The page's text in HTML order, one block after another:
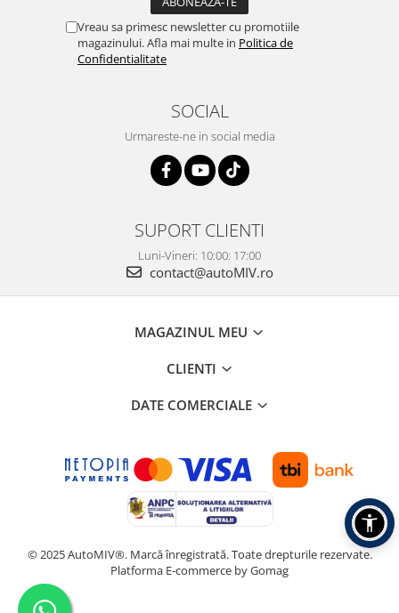
Vreau sa primesc newsletter cu promotiile
magazinului. Afla mai multe in Politica de
Confidentialitate
SOCIAL
Urmareste-ne in social media
SUPORT CLIENTI
Luni-Vineri: 10:00: 17:00
contact@autoMIV.ro
MAGAZINUL MEU
CLIENTI
DATE COMERCIALE
© 2025 AutoMIV®. Marcă înregistrată. Toate drepturile rezervate.
Platforma E-commerce by Gomag